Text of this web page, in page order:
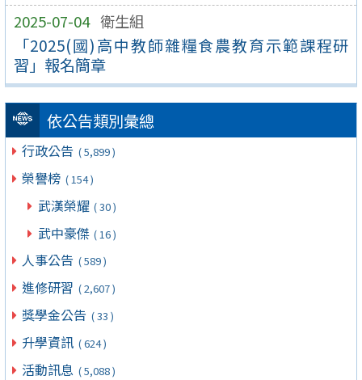
2025-07-04 衛生組
「2025(國)高中教師雜糧食農教育示範課程研
習」報名簡章
依公告類別彙總
行政公告 ( 5,899 )
榮譽榜 ( 154 )
武漢榮耀 ( 30 )
武中豪傑 ( 16 )
人事公告 ( 589 )
進修研習 ( 2,607 )
獎學金公告 ( 33 )
升學資訊 ( 624 )
活動訊息 ( 5,088 )